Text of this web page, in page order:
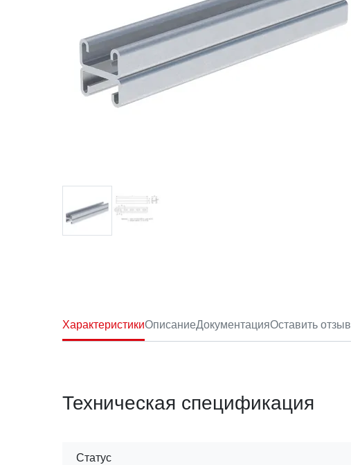
ХарактеристикиОписаниеДокументацияОставить отзыв
Техническая спецификация
Статус